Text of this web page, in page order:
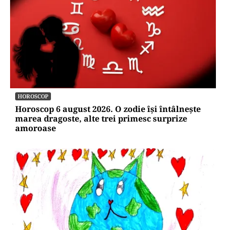
HOROSCOP
Horoscop 6 august 2026. O zodie își întâlnește
marea dragoste, alte trei primesc surprize
amoroase